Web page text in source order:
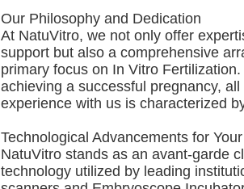
Our Philosophy and Dedication
At NatuVitro, we not only offer
support but also a comprehensive
primary focus on In Vitro
achieving a successful pregnancy,
experience with us is characterized
Technological Advancements for
NatuVitro stands as an avant-garde
technology utilized by leading